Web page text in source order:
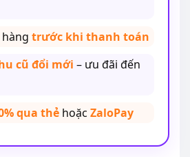
trước khi thanh toán
cũ đổi mới – ưu đãi đến
qua thẻhoặc ZaloPay